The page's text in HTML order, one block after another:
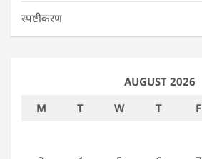
स्पष्टीकरण
AUGUST 2026
M
T W T F